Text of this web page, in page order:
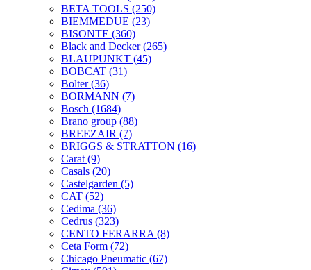
BETA TOOLS (250)
BIEMMEDUE (23)
BISONTE (360)
Black and Decker(265)
BLAUPUNKT (45)
BOBCAT (31)
Bolter(36)
BORMANN (7)
Bosch (1684)
Brano group (88)
BREEZAIR (7)
BRIGGS & STRATTON (16)
Carat (9)
Casals (20)
Castelgarden (5)
CAT (52)
Cedima (36)
Cedrus (323)
CENTO FERARRA (8)
Ceta Form (72)
Chicago Pneumatic (67)